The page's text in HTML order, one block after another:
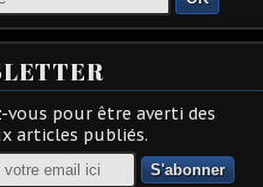
vous pour être averti des
articles publiés.